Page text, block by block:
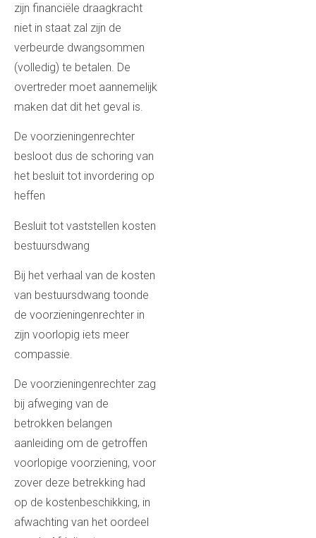
zijn financiële draagkracht
niet in staat zal zijn de
verbeurde dwangsommen
(volledig) te betalen. De
overtreder moet aannemelijk
maken dat dit het geval is.
De voorzieningenrechter
besloot dus de schoring van
het besluit tot invordering op
heffen
Besluit tot vaststellen kosten
bestuursdwang
Bij het verhaal van de kosten
van bestuursdwang toonde
de voorzieningenrechter in
zijn voorlopig iets meer
compassie.
De voorzieningenrechter zag
bij afweging van de
betrokken belangen
aanleiding om de getroffen
voorlopige voorziening, voor
zover deze betrekking had
op de kostenbeschikking, in
afwachting van het oordeel